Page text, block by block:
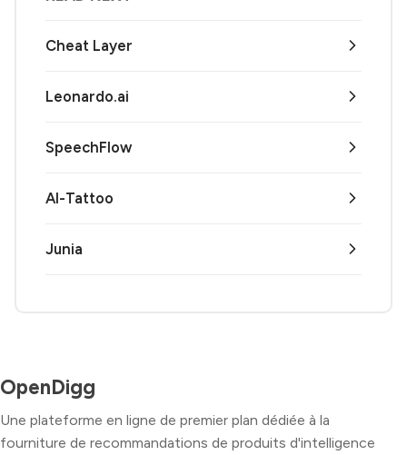
Cheat Layer
Leonardo.ai
SpeechFlow
AI-Tattoo
Junia
OpenDigg
Une plateforme en ligne de premier plan dédiée à la
fourniture de recommandations de produits d'intelligence